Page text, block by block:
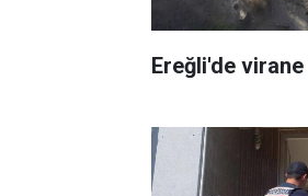
Ereğli'de virane